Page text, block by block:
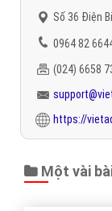
Số 36 Điện
0964 82
(024) 6658
https://
Một vài